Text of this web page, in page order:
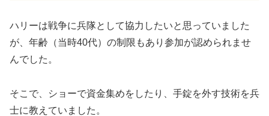
ハリーは戦争に兵隊として協力したいと思っていました
が、年齢（当時40代）の制限もあり参加が認められませ
んでした。
そこで、ショーで資金集めをしたり、手錠を外す技術を兵
士に教えていました。